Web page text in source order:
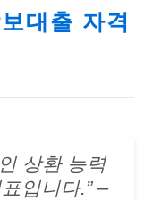
대출 자격
상환 능력
입니다.” –